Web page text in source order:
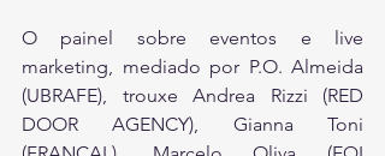
O painel sobre eventos e live
marketing, mediado por P.O. Almeida
(UBRAFE), trouxe Andrea Rizzi (RED
DOOR AGENCY), Gianna Toni